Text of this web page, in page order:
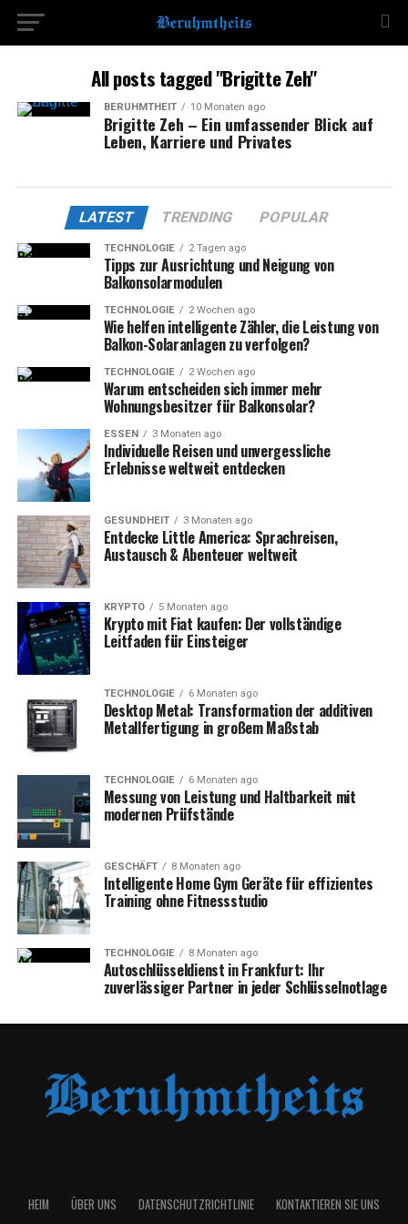
All posts tagged "Brigitte Zeh"
BERÜHMTHEIT 10 Monaten ago
Brigitte Zeh – Ein umfassender Blick auf
Leben, Karriere und Privates
LATEST TRENDING POPULAR
TECHNOLOGIE 2 Tagen ago
Tipps zur Ausrichtung und Neigung von
Balkonsolarmodulen
TECHNOLOGIE 2 Wochen ago
Wie helfen intelligente Zähler, die Leistung von
Balkon-Solaranlagen zu verfolgen?
TECHNOLOGIE 2 Wochen ago
Warum entscheiden sich immer mehr
Wohnungsbesitzer für Balkonsolar?
ESSEN 3 Monaten ago
Individuelle Reisen und unvergessliche
Erlebnisse weltweit entdecken
GESUNDHEIT 3 Monaten ago
Entdecke Little America: Sprachreisen,
Austausch & Abenteuer weltweit
KRYPTO 5 Monaten ago
Krypto mit Fiat kaufen: Der vollständige
Leitfaden für Einsteiger
TECHNOLOGIE 6 Monaten ago
Desktop Metal: Transformation der additiven
Metallfertigung in großem Maßstab
TECHNOLOGIE 6 Monaten ago
Messung von Leistung und Haltbarkeit mit
modernen Prüfstände
GESCHÄFT 8 Monaten ago
Intelligente Home Gym Geräte für effizientes
Training ohne Fitnessstudio
TECHNOLOGIE 8 Monaten ago
Autoschlüsseldienst in Frankfurt: Ihr
zuverlässiger Partner in jeder Schlüsselnotlage
HEIM ÜBER UNS DATENSCHUTZRICHTLINIE KONTAKTIEREN SIE UNS